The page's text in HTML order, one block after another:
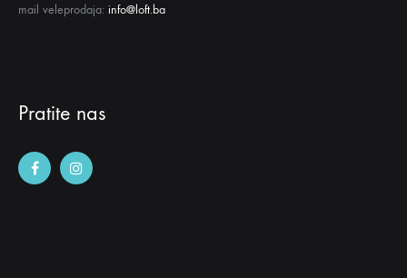
mail veleprodaja: info@loft.ba
Pratite nas